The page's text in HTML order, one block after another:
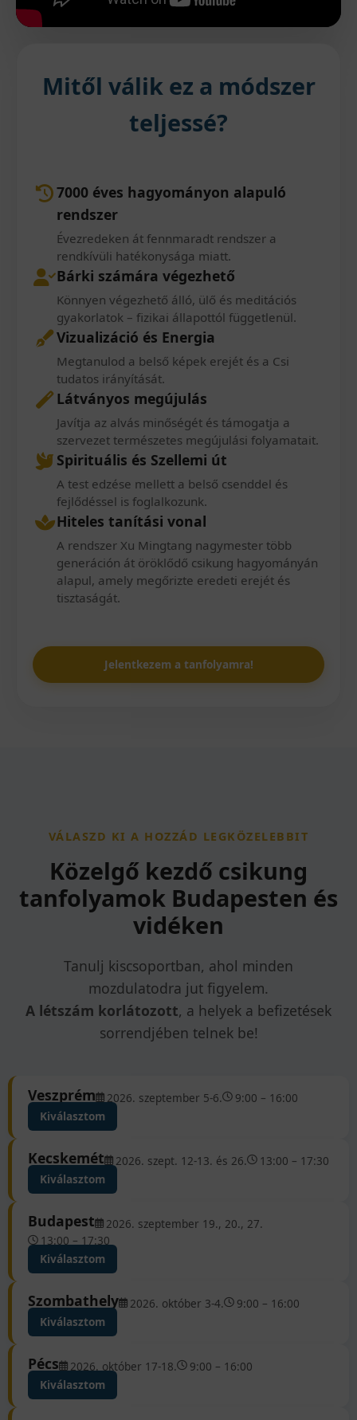
Mitől válik ez a módszer
teljessé?
7000 éves hagyományon alapuló
rendszer
Évezredeken át fennmaradt rendszer a
rendkívüli hatékonysága miatt.
Bárki számára végezhető
Könnyen végezhető álló, ülő és meditációs
gyakorlatok – fizikai állapottól függetlenül.
Vizualizáció és Energia
Megtanulod a belső képek erejét és a Csi
tudatos irányítását.
Látványos megújulás
Javítja az alvás minőségét és támogatja a
szervezet természetes megújulási folyamatait.
Spirituális és Szellemi út
A test edzése mellett a belső csenddel és
fejlődéssel is foglalkozunk.
Hiteles tanítási vonal
A rendszer Xu Mingtang nagymester több
generáción át öröklődő csikung hagyományán
alapul, amely megőrizte eredeti erejét és
tisztaságát.
Jelentkezem a tanfolyamra!
VÁLASZD KI A HOZZÁD LEGKÖZELEBBIT
Közelgő kezdő csikung
tanfolyamok Budapesten és
vidéken
Tanulj kiscsoportban, ahol minden
mozdulatodra jut figyelem.
A létszám korlátozott, a helyek a befizetések
sorrendjében telnek be!
Veszprém 2026. szeptember 5-6.
9:00 – 16:00
Kiválasztom
Kecskemét 2026. szept. 12-13. és 26.
13:00 – 17:30
Kiválasztom
Budapest
2026. szeptember 19., 20., 27.
13:00 – 17:30
Kiválasztom
Szombathely 2026. október 3-4.
9:00 – 16:00
Kiválasztom
Pécs 2026. október 17-18.
9:00 – 16:00
Kiválasztom